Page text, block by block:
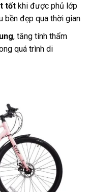
tốtkhi được phủ lớp
bền đẹp qua thời gian
, tăng tính thẩm
quá trình di